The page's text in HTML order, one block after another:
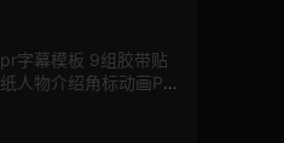
pr字幕模板 9组胶带贴
纸人物介绍角标动画PR